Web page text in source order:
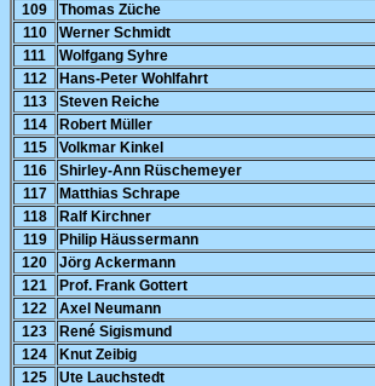
109
Thomas Züche
110
Werner Schmidt
111
Wolfgang Syhre
112
Hans-Peter Wohlfahrt
113
Steven Reiche
114
Robert Müller
115
Volkmar Kinkel
116
Shirley-Ann Rüschemeyer
117
Matthias Schrape
118
Ralf Kirchner
119
Philip Häussermann
120
Jörg Ackermann
121
Prof. Frank Gottert
122
Axel Neumann
123
René Sigismund
124
Knut Zeibig
125
Ute Lauchstedt